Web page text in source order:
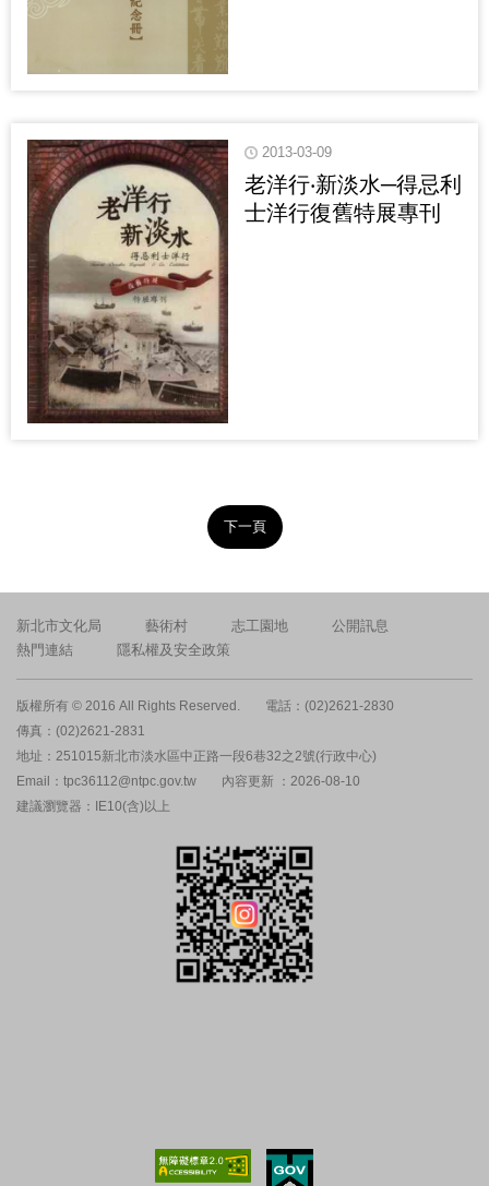
2013-03-09
老洋行‧新淡水─得忌利
士洋行復舊特展專刊
下一頁
新北市文化局 藝術村 志工園地
公開訊息
熱門連結
隱私權及安全政策
版權所有 © 2016 All Rights Reserved.
電話：(02)2621-2830
傳真：(02)2621-2831
地址：251015新北市淡水區中正路一段6巷32之2號(行政中心)
Email：tpc36112@ntpc.gov.tw
內容更新 ：2026-08-10
建議瀏覽器：IE10(含)以上